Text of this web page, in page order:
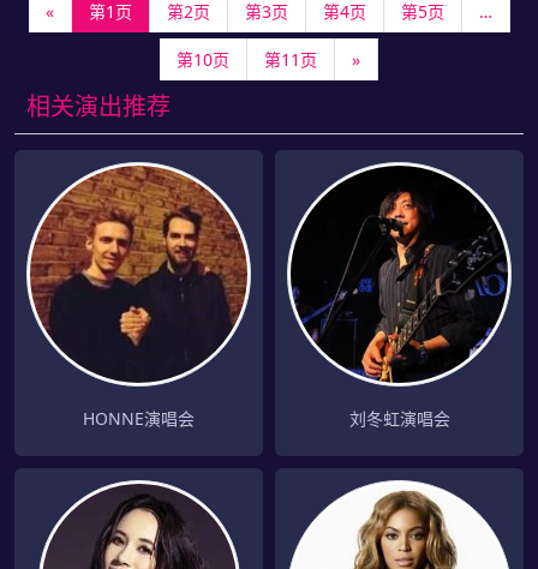
« 第1页 第2页 第3页 第4页 第5页 …
第10页 第11页 »
相关演出推荐
HONNE演唱会 刘冬虹演唱会